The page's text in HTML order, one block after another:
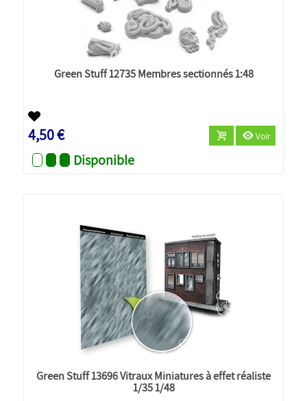
Green Stuff 12735 Membres sectionnés 1:48
4,50 € Voir
Disponible
Green Stuff 13696 Vitraux Miniatures à effet réaliste
1/35 1/48